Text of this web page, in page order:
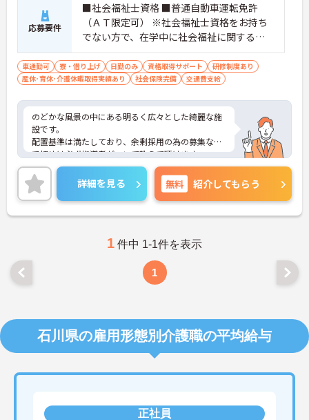
応募要件
■社会福祉士資格 ■普通自動車運転免許
（ＡＴ限定可） ※社会福祉士資格をお持ち
でない方で、在学中に社会福祉に関する学
科を卒業されている方や社会福祉主事任用
資格をお持ちの方は相談可能です。
車通勤可 寮・借り上げ 日勤のみ 資格取得サポート
研修制度あり
産休･育休･介護休暇取得実績あり
社会保険完備 交通費支給
のどかな風景の中にある明るく広々とした綺麗な施
設です。
配置基準は満たしており、余剰採用の為の募集なの
で初めは必ず指導者がついて教えて頂けます。
また子育て支援には力を入れており、育休取得率は
100％です。またこども園も運営しており、子供を
預けながら働いていらっしゃるスタッフもいます。
少しでもご興味のある方はお気軽にご相談くださ
い。面接対策など詳細をお伝えいたします！
詳細を見る 無料 紹介してもらう
1 件中 1-1件を表示
1
石川県の雇用形態別介護職の平均給与
正社員